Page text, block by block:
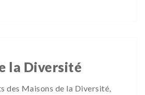
la Diversité
des Maisons de la Diversité,